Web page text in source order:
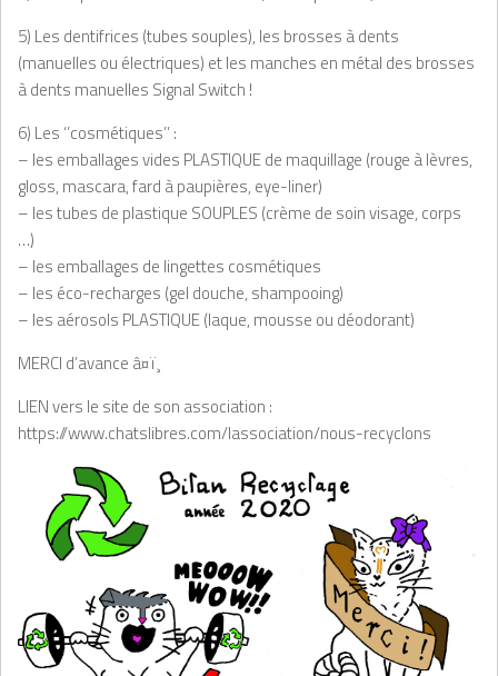
5) Les dentifrices (tubes souples), les brosses à dents
(manuelles ou électriques) et les manches en métal des brosses
à dents manuelles Signal Switch !
6) Les ‘’cosmétiques’’ :
– les emballages vides PLASTIQUE de maquillage (rouge à lèvres,
gloss, mascara, fard à paupières, eye-liner)
– les tubes de plastique SOUPLES (crème de soin visage, corps
…)
– les emballages de lingettes cosmétiques
– les éco-recharges (gel douche, shampooing)
– les aérosols PLASTIQUE (laque, mousse ou déodorant)
MERCI d’avance â¤ï¸
LIEN vers le site de son association :
https://www.chatslibres.com/lassociation/nous-recyclons